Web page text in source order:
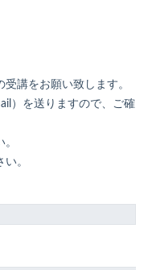
講をお願い致します。
）を送りますので、ご確
。